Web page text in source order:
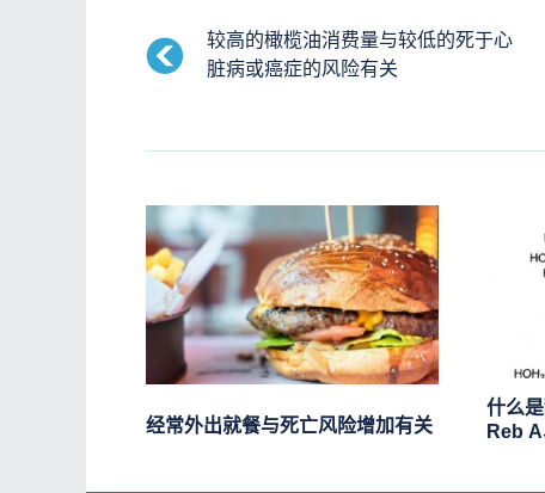
较高的橄榄油消费量与较低的死于心
脏病或癌症的风险有关
经常外出就餐与死亡风险增加有关
什么
Reb